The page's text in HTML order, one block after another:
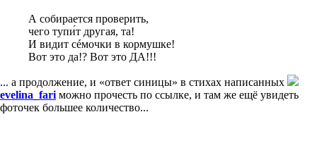
А собирается проверить,
чего тупи́т другая, та!
И видит сéмочки в кормушке!
Вот это да!? Вот это ДА!!!
... а продолжение, и «ответ синицы» в стихах написанных
evelina_fari можно прочесть по ссылке, и там же ещё увидеть
фоточек большее количество...